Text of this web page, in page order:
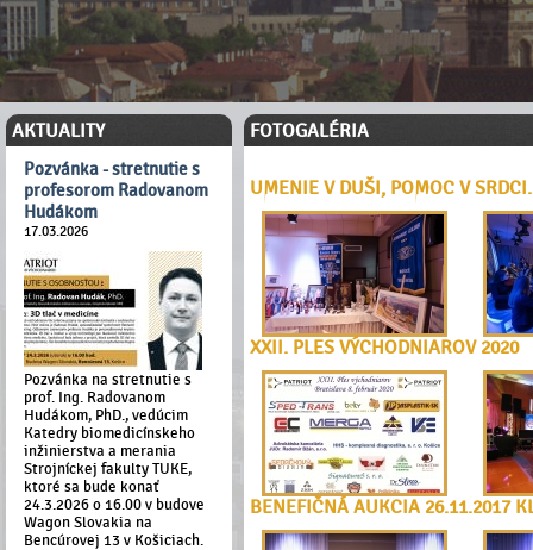
AKTUALITY
Pozvánka - stretnutie s
profesorom Radovanom
Hudákom
17.03.2026
Pozvánka na stretnutie s
prof. Ing. Radovanom
Hudákom, PhD., vedúcim
Katedry biomedicínskeho
inžinierstva a merania
Strojníckej fakulty TUKE,
ktoré sa bude konať
24.3.2026 o 16.00 v budove
Wagon Slovakia na
Bencúrovej 13 v Košiciach.
FOTOGALÉRIA
UMENIE V DUŠI, POMOC V SRDCI.
XXII. PLES VÝCHODNIAROV 2020
BENEFIČNÁ AUKCIA 26.11.2017